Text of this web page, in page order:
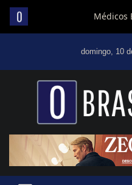
domingo, 10
Um diário de